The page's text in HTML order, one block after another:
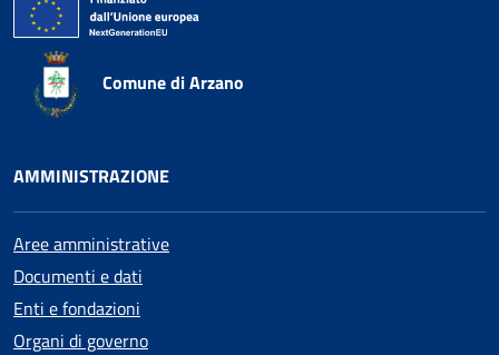
Comune di Arzano
AMMINISTRAZIONE
Aree amministrative
Documenti e dati
Enti e fondazioni
Organi di governo